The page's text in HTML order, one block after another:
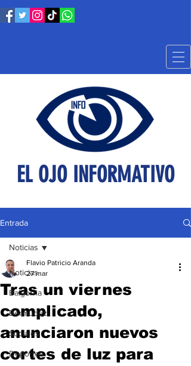
EL OJO INFORMATIVO
Entrada
Noticias
Baigorria
Bermúdez
Sociales
Deportes
Noticias
Tras un viernes
complicado,
anunciaron nuevos
cortes de luz para
Flavio Patricio Aranda
27 mar